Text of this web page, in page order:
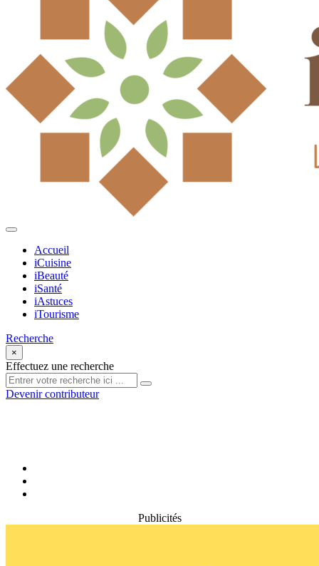
Accueil
iCuisine
iBeauté
iSanté
iAstuces
iTourisme
Recherche
×
Effectuez une recherche
Devenir contributeur
Publicités